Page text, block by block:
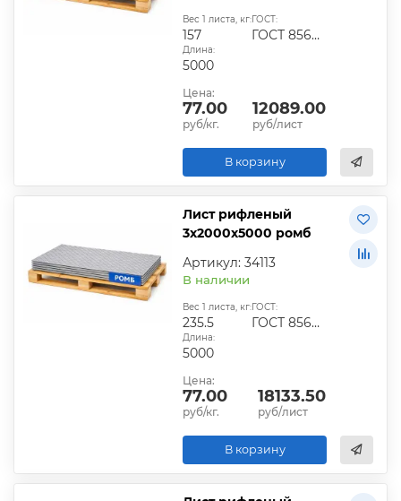
Вес 1 листа, кг:
157
ГОСТ:
ГОСТ 8568-77
Длина:
5000
Цена:
77.00
руб/кг.
12089.00
руб/лист
В корзину
Лист рифленый
3х2000х5000 ромб
Артикул: 34113
В наличии
Вес 1 листа, кг:
235.5
ГОСТ:
ГОСТ 8568-77
Длина:
5000
Цена:
77.00
руб/кг.
18133.50
руб/лист
В корзину